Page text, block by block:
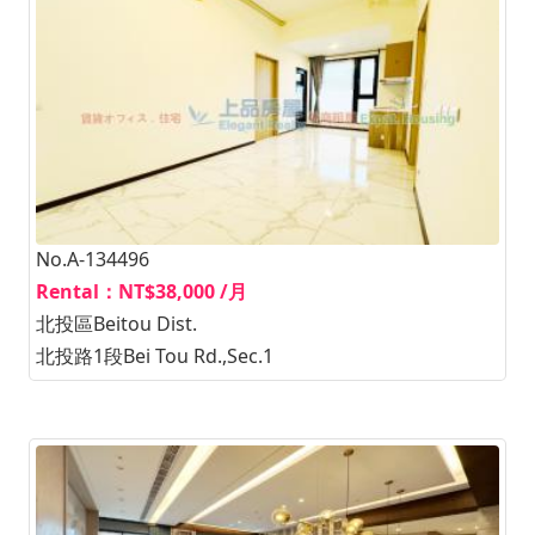
No.A-134496
Rental：NT$38,000 /月
北投區Beitou Dist.
北投路1段Bei Tou Rd.,Sec.1